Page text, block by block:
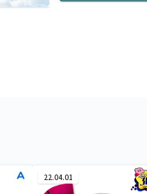
22.04.01